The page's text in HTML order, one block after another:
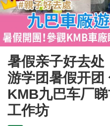
暑假亲子好去处
游学团暑假开团
KMB九巴车厂
工作坊